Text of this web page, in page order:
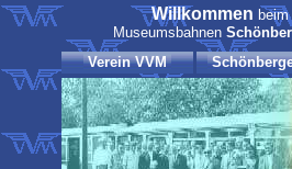
Willkommen beim
Museumsbahnen
Verein VVM